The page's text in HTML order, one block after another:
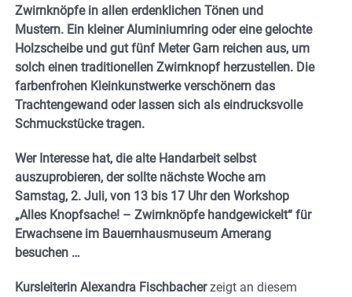
Zwirnknöpfe in allen erdenklichen Tönen und
Mustern. Ein kleiner Aluminiumring oder eine gelochte
Holzscheibe und gut fünf Meter Garn reichen aus, um
solch einen traditionellen Zwirnknopf herzustellen. Die
farbenfrohen Kleinkunstwerke verschönern das
Trachtengewand oder lassen sich als eindrucksvolle
Schmuckstücke tragen.
Wer Interesse hat, die alte Handarbeit selbst
auszuprobieren, der sollte nächste Woche am
Samstag, 2. Juli, von 13 bis 17 Uhr den Workshop
„Alles Knopfsache! – Zwirnknöpfe handgewickelt“ für
Erwachsene im Bauernhausmuseum Amerang
besuchen …
Kursleiterin Alexandra Fischbacherzeigt an diesem